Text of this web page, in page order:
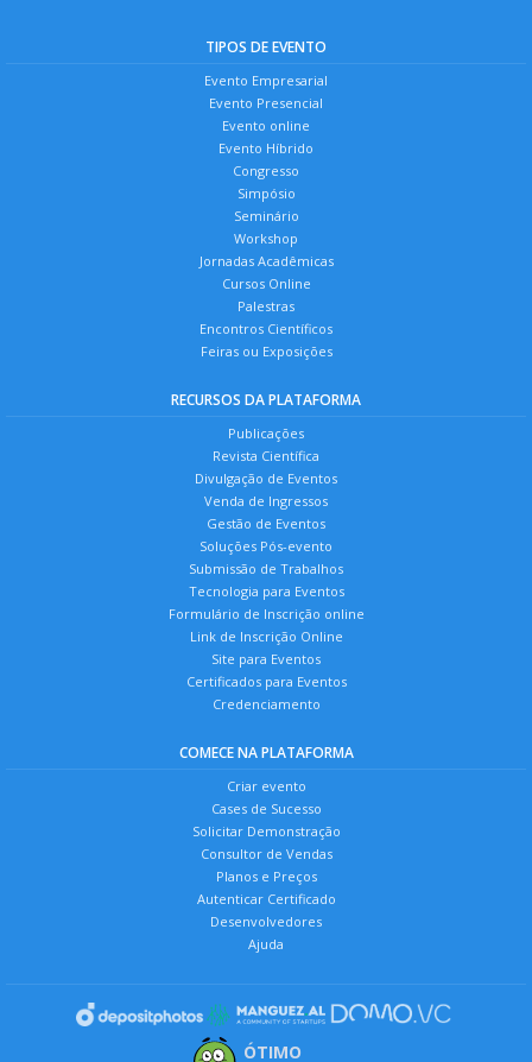
TIPOS DE EVENTO
Evento Empresarial
Evento Presencial
Evento online
Evento Híbrido
Congresso
Simpósio
Seminário
Workshop
Jornadas Acadêmicas
Cursos Online
Palestras
Encontros Científicos
Feiras ou Exposições
RECURSOS DA PLATAFORMA
Publicações
Revista Científica
Divulgação de Eventos
Venda de Ingressos
Gestão de Eventos
Soluções Pós-evento
Submissão de Trabalhos
Tecnologia para Eventos
Formulário de Inscrição online
Link de Inscrição Online
Site para Eventos
Certificados para Eventos
Credenciamento
COMECE NA PLATAFORMA
Criar evento
Cases de Sucesso
Solicitar Demonstração
Consultor de Vendas
Planos e Preços
Autenticar Certificado
Desenvolvedores
Ajuda
ÓTIMO